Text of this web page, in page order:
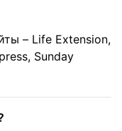
– Life Extension,
Sunday